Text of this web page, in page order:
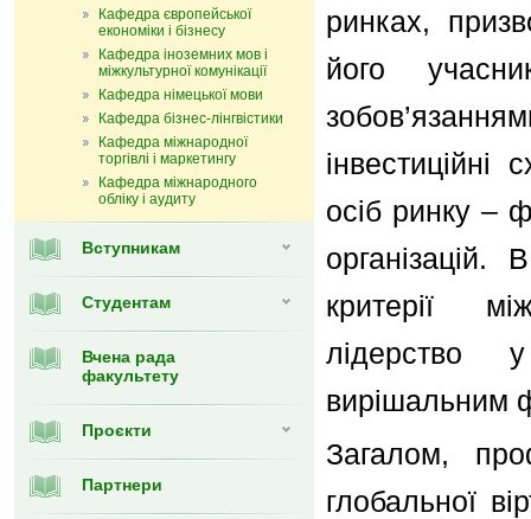
Кафедра європейської
економіки і бізнесу
Кафедра іноземних мов і
міжкультурної комунікації
Кафедра німецької мови
Кафедра бізнес-лінгвістики
Кафедра міжнародної
торгівлі і маркетингу
Кафедра мiжнародного
обліку і аудиту
Вступникам
Студентам
Вчена рада
факультету
Проєкти
Партнери
ринках,
його
осіб ринку –
організацій.
критерії
лідерство
вирішальним
Загалом,
глобальної